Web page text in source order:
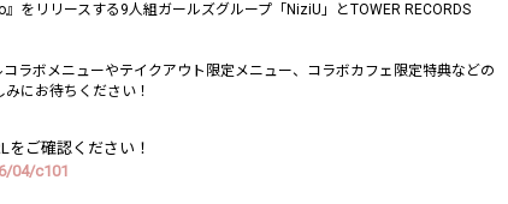
をリリースする9人組ガールズグループ「NiziU」とTOWER RECORDS
ラボメニューやテイクアウト限定メニュー、コラボカフェ限定特典などの
にお待ちください！
をご確認ください！
04/c101